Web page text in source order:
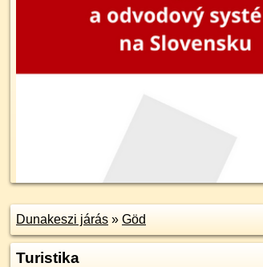
Dunakeszi járás » Göd
Turistika